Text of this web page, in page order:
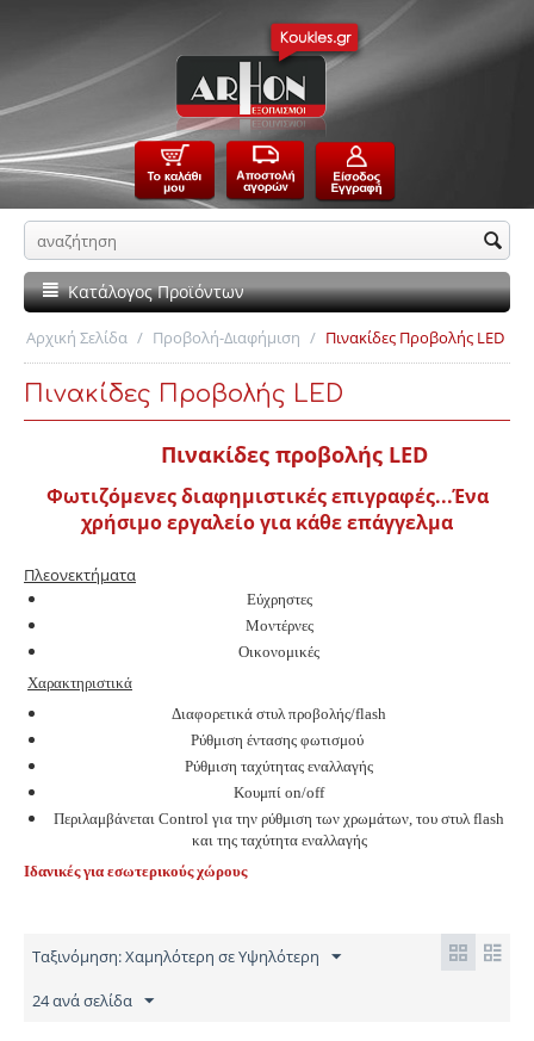
Κατάλογος Προϊόντων
Αρχική Σελίδα / Προβολή-Διαφήμιση / Πινακίδες Προβολής LED
Πινακίδες Προβολής LED
Πινακίδες προβολής LED
Φωτιζόμενες διαφημιστικές επιγραφές...Ένα
χρήσιμο εργαλείο για κάθε επάγγελμα
Πλεονεκτήματα
Εύχρηστες
Μοντέρνες
Οικονομικές
Χαρακτηριστικά
Διαφορετικά στυλ προβολής/flash
Ρύθμιση έντασης φωτισμού
Ρύθμιση ταχύτητας εναλλαγής
Κουμπί on/off
Περιλαμβάνεται Control για την ρύθμιση των χρωμάτων, του στυλ flash
και της ταχύτητα εναλλαγής
Ιδανικές για εσωτερικούς χώρους
Ταξινόμηση: Χαμηλότερη σε Υψηλότερη
24 ανά σελίδα